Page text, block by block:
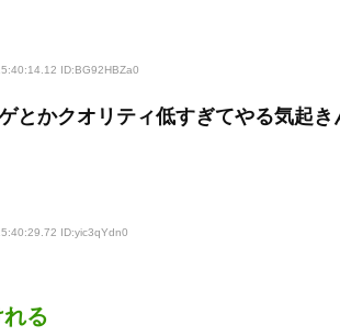
ID:BG92HBZa0
とかクオリティ低すぎてやる気起き
ID:yic3qYdn0
る